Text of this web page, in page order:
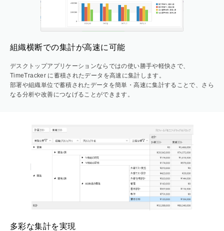
組織横断での集計が高速に可能
デスクトップアプリケーションならではの使い勝手や軽快さで、
TimeTracker に蓄積されたデータを高速に集計します。
部署や組織単位で蓄積されたデータを簡単・高速に集計することで、さら
なる分析や改善につなげることができます。
多彩な集計を実現